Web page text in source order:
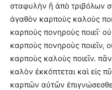
σταφυλὴν ἢ ἀπὸ τριβόλων
ἀγαθὸν καρποὺς καλοὺς
καρποὺς πονηροὺς ποιεῖ·
καρποὺς πονηροὺς ποιεῖν,
καρποὺς καλοὺς ποιεῖν.
καλὸν ἐκκόπτεται καὶ εἰς
καρπῶν αὐτῶν